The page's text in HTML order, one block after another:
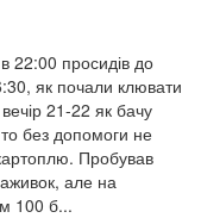
22:00 просидів до
як почали клювати
21-22 як бачу
без допомоги не
Пробував
але на
100 б...